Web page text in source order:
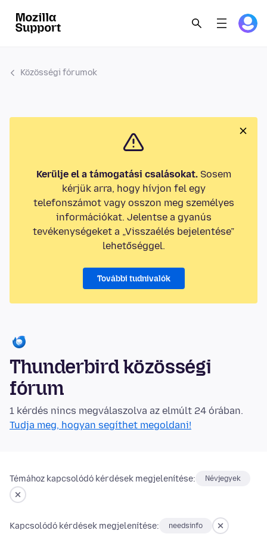
Közösségi fórumok
Kerülje el a támogatási csalásokat.Sosem
kérjük arra, hogy hívjon fel egy
telefonszámot vagy osszon meg személyes
információkat. Jelentse a gyanús
tevékenységeket a „Visszaélés bejelentése”
lehetőséggel.
További tudnivalók
Thunderbird közösségi
fórum
1 kérdés nincs megválaszolva az elmúlt 24 órában.
Tudja meg, hogyan segíthet megoldani!
Témához kapcsolódó kérdések megjelenítése: Névjegyek
Kapcsolódó kérdések megjelenítése: needsinfo